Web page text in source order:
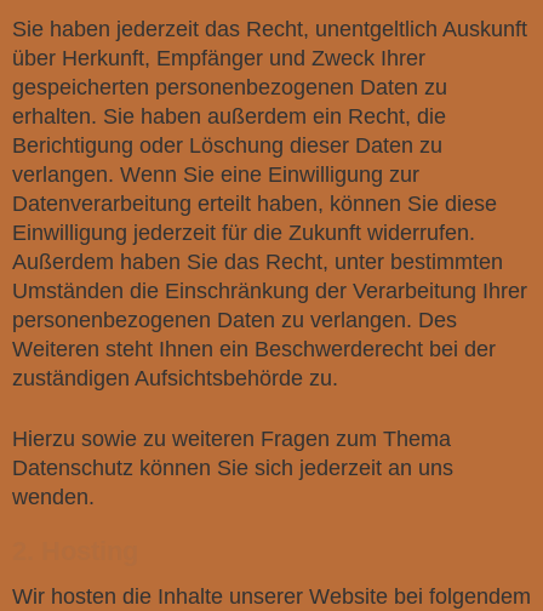
Sie haben jederzeit das Recht, unentgeltlich Auskunft
über Herkunft, Empfänger und Zweck Ihrer
gespeicherten personenbezogenen Daten zu
erhalten. Sie haben außerdem ein Recht, die
Berichtigung oder Löschung dieser Daten zu
verlangen. Wenn Sie eine Einwilligung zur
Datenverarbeitung erteilt haben, können Sie diese
Einwilligung jederzeit für die Zukunft widerrufen.
Außerdem haben Sie das Recht, unter bestimmten
Umständen die Einschränkung der Verarbeitung Ihrer
personenbezogenen Daten zu verlangen. Des
Weiteren steht Ihnen ein Beschwerderecht bei der
zuständigen Aufsichtsbehörde zu.
Hierzu sowie zu weiteren Fragen zum Thema
Datenschutz können Sie sich jederzeit an uns
wenden.
Wir hosten die Inhalte unserer Website bei folgendem